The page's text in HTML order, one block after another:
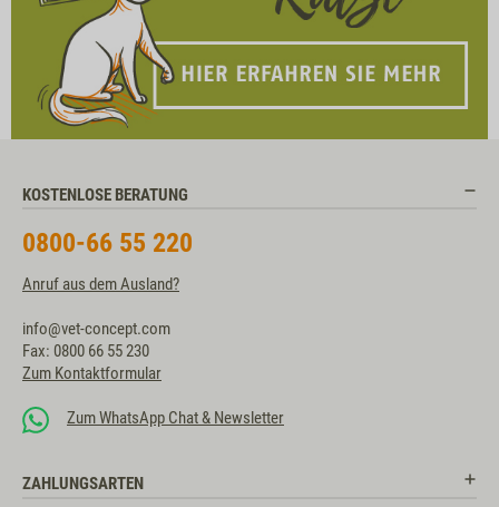
KOSTENLOSE BERATUNG
0800-66 55 220
Anruf aus dem Ausland?
info@vet-concept.com
Fax: 0800 66 55 230
Zum Kontaktformular
Zum WhatsApp Chat & Newsletter
ZAHLUNGSARTEN